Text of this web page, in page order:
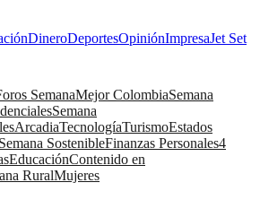
DineroDeportesOpiniónImpresaJet Set
SemanaMejor ColombiaSemana
Semana
ArcadiaTecnologíaTurismoEstados
Semana SostenibleFinanzas Personales4
EducaciónContenido en
RuralMujeres